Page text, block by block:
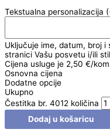
Tekstualna personalizacija
Uključuje ime, datum, broj
stranici Vašu posvetu i/ili
Cijena usluge je 2,50 €/
Osnovna cijena
Dodatne opcije
Ukupno
Čestitka br. 4012 količina
Dodaj u košaricu